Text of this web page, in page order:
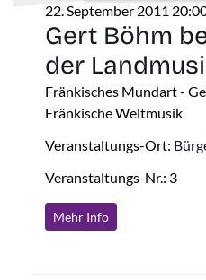
22. September 2011
Gert Böhm
der
Fränkisches Mundart -
Fränkische Weltmusik
Veranstaltungs-Ort:
Veranstaltungs-Nr.: 3
Mehr Info